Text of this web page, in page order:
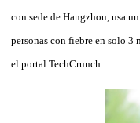
con sede de Hangzhou, usa
personas con fiebre en solo 3
el portal TechCrunch.